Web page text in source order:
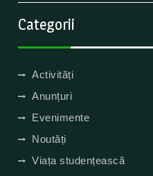
Categorii
Activități
Anunțuri
Evenimente
Noutăți
Viața studențească